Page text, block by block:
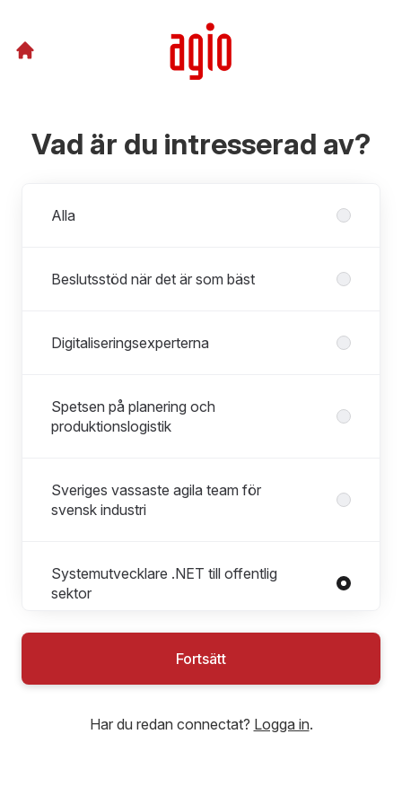
Vad är du intresserad av?
Alla
Beslutsstöd när det är som bäst
Digitaliseringsexperterna
Spetsen på planering och
produktionslogistik
Sveriges vassaste agila team för
svensk industri
Systemutvecklare .NET till offentlig
sektor
Roller i Systemutvecklare .NET till offentlig sektor
Fortsätt
Har du redan connectat? Logga in.